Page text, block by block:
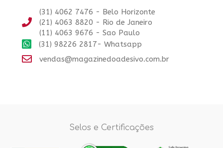
(31) 4062 7476 - Belo Horizonte
(21) 4063 8820 - Rio de Janeiro
(11) 4063 9676 - Sao Paulo
(31) 98226 2817- Whatsapp
vendas@magazinedoadesivo.com.br
Selos e Certificações